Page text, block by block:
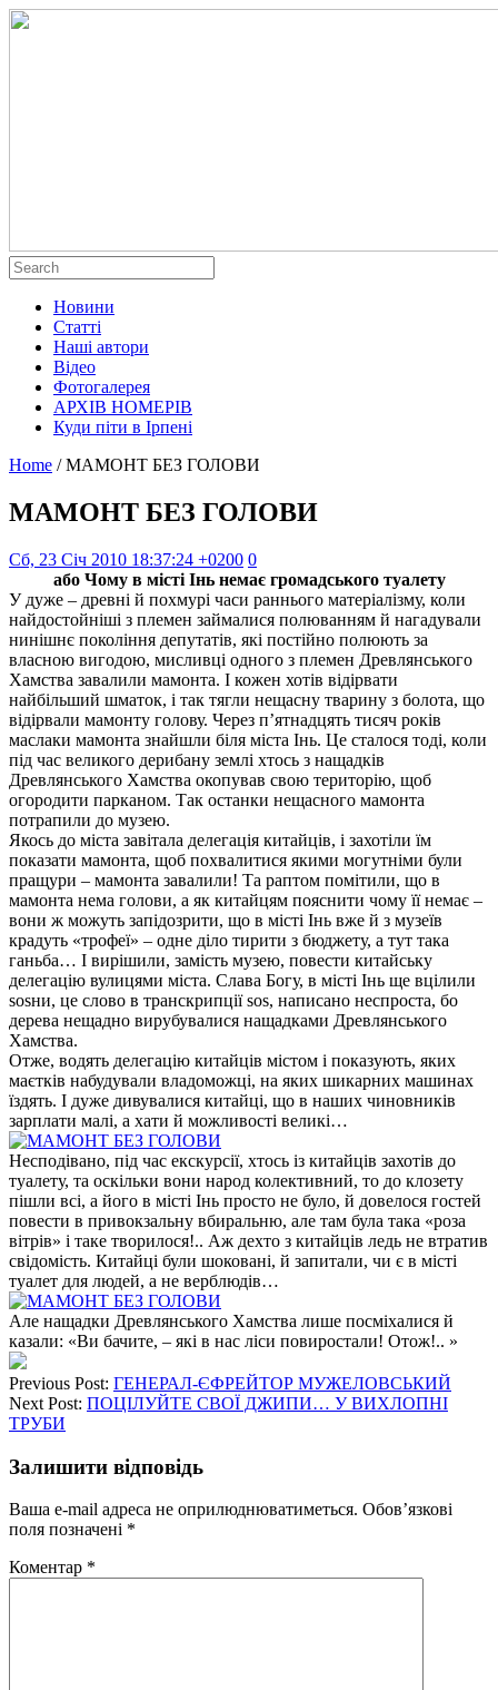
Новини
Статті
Наші автори
Відео
Фотогалерея
АРХІВ НОМЕРІВ
Куди піти в Ірпені
Home / МАМОНТ БЕЗ ГОЛОВИ
МАМОНТ БЕЗ ГОЛОВИ
Сб, 23 Січ 2010 18:37:24 +0200 0
або Чому в місті Інь немає громадського туалету
У дуже – древні й похмурі часи раннього матеріалізму, коли
найдостойніші з племен займалися полюванням й нагадували
нинішнє покоління депутатів, які постійно полюють за
власною вигодою, мисливці одного з племен Древлянського
Хамства завалили мамонта. І кожен хотів відірвати
найбільший шматок, і так тягли нещасну тварину з болота, що
відірвали мамонту голову. Через п’ятнадцять тисяч років
маслаки мамонта знайшли біля міста Інь. Це сталося тоді, коли
під час великого дерибану землі хтось з нащадків
Древлянського Хамства окопував свою територію, щоб
огородити парканом. Так останки нещасного мамонта
потрапили до музею.
Якось до міста завітала делегація китайців, і захотіли їм
показати мамонта, щоб похвалитися якими могутніми були
пращури – мамонта завалили! Та раптом помітили, що в
мамонта нема голови, а як китайцям пояснити чому її немає –
вони ж можуть запідозрити, що в місті Інь вже й з музеїв
крадуть «трофеї» – одне діло тирити з бюджету, а тут така
ганьба… І вирішили, замість музею, повести китайську
делегацію вулицями міста. Слава Богу, в місті Інь ще вцілили
sosни, це слово в транскрипції sos, написано неспроста, бо
дерева нещадно вирубувалися нащадками Древлянського
Хамства.
Отже, водять делегацію китайців містом і показують, яких
маєтків набудували владоможці, на яких шикарних машинах
їздять. І дуже дивувалися китайці, що в наших чиновників
зарплати малі, а хати й можливості великі…
Несподівано, під час екскурсії, хтось із китайців захотів до
туалету, та оскільки вони народ колективний, то до клозету
пішли всі, а його в місті Інь просто не було, й довелося гостей
повести в привокзальну вбиральню, але там була така «роза
вітрів» і таке творилося!.. Аж дехто з китайців ледь не втратив
свідомість. Китайці були шоковані, й запитали, чи є в місті
туалет для людей, а не верблюдів…
Але нащадки Древлянського Хамства лише посміхалися й
казали: «Ви бачите, – які в нас ліси повиростали! Отож!.. »
Previous Post: ГЕНЕРАЛ-ЄФРЕЙТОР МУЖЕЛОВСЬКИЙ
Next Post: ПОЦІЛУЙТЕ СВОЇ ДЖИПИ… У ВИХЛОПНІ
ТРУБИ
Залишити відповідь
Ваша e-mail адреса не оприлюднюватиметься. Обов’язкові
поля позначені *
Коментар *